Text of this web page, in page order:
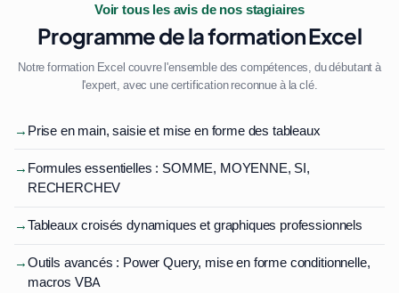
Voir tous les avis de nos stagiaires
Programme de la formation Excel
Notre formation Excel couvre l'ensemble des compétences, du débutant à
l'expert, avec une certification reconnue à la clé.
→ Prise en main, saisie et mise en forme des tableaux
→ Formules essentielles : SOMME, MOYENNE, SI,
RECHERCHEV
→Tableaux croisés dynamiques et graphiques professionnels
→Outils avancés : Power Query, mise en forme conditionnelle,
macros VBA